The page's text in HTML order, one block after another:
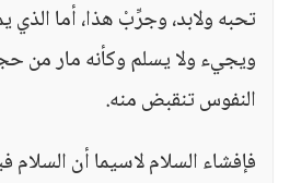
تحبه ولابد، وجرِّبْ هذا، أما الذي
ويجيء ولا يسلم وكأنه مار من
النفوس تنقبض منه.
فإفشاء السلام لاسيما أن السلام